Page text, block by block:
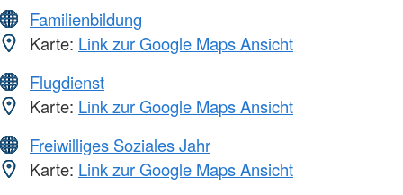
Familienbildung
Karte: Link zur Google Maps Ansicht
Flugdienst
Karte: Link zur Google Maps Ansicht
Freiwilliges Soziales Jahr
Karte: Link zur Google Maps Ansicht